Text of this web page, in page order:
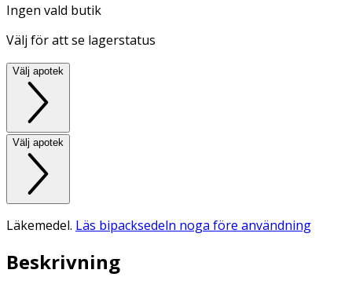
Ingen vald butik
Välj för att se lagerstatus
Välj apotek
Välj apotek
Läkemedel. Läs bipacksedeln noga före användning
Beskrivning